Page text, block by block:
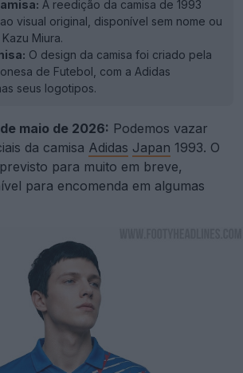
A reedição da camisa de 1993
visual original, disponível sem nome ou
Miura.
O design da camisa foi criado pela
de Futebol, com a Adidas
seus logotipos.
maio de 2026: Podemos vazar
da camisa Adidas Japan 1993. O
para muito em breve,
para encomenda em algumas